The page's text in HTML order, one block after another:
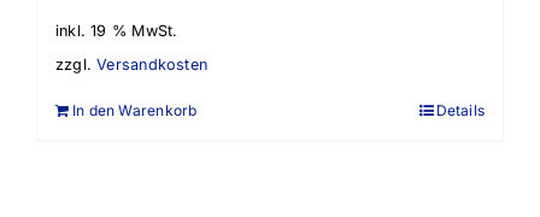
inkl. 19 % MwSt.
zzgl.Versandkosten
In den Warenkorb Details